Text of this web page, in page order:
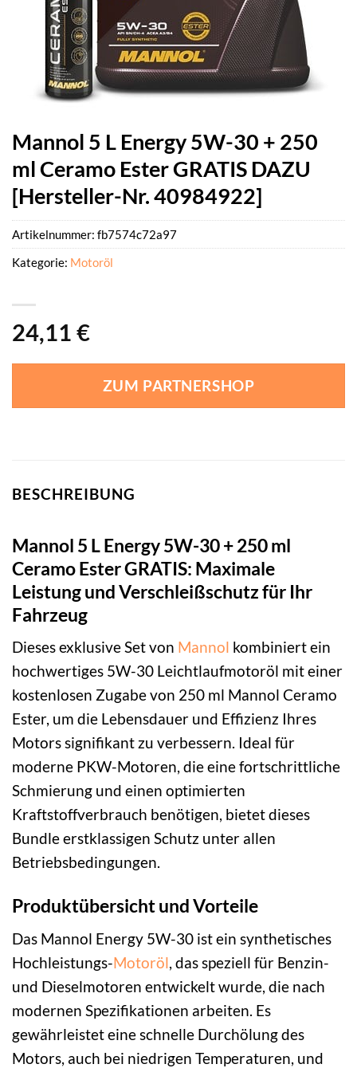
Mannol 5 L Energy 5W-30 + 250
ml Ceramo Ester GRATIS DAZU
[Hersteller-Nr. 40984922]
24,11 €
ZUM PARTNERSHOP
Artikelnummer: fb7574c72a97
Kategorie: Motoröl
BESCHREIBUNG
Mannol 5 L Energy 5W-30 + 250 ml
Ceramo Ester GRATIS: Maximale
Leistung und Verschleißschutz für Ihr
Fahrzeug
Dieses exklusive Set von Mannol kombiniert ein
hochwertiges 5W-30 Leichtlaufmotoröl mit einer
kostenlosen Zugabe von 250 ml Mannol Ceramo
Ester, um die Lebensdauer und Effizienz Ihres
Motors signifikant zu verbessern. Ideal für
moderne PKW-Motoren, die eine fortschrittliche
Schmierung und einen optimierten
Kraftstoffverbrauch benötigen, bietet dieses
Bundle erstklassigen Schutz unter allen
Betriebsbedingungen.
Produktübersicht und Vorteile
Das Mannol Energy 5W-30 ist ein synthetisches
Hochleistungs-Motoröl , das speziell für Benzin-
und Dieselmotoren entwickelt wurde, die nach
modernen Spezifikationen arbeiten. Es
gewährleistet eine schnelle Durchölung des
Motors, auch bei niedrigen Temperaturen, und